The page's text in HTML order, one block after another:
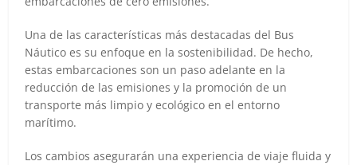
Una de las características más destacadas del Bus
Náutico es su enfoque en la sostenibilidad. De hecho,
estas embarcaciones son un paso adelante en la
reducción de las emisiones y la promoción de un
transporte más limpio y ecológico en el entorno
marítimo.
Los cambios asegurarán una experiencia de viaje fluida y